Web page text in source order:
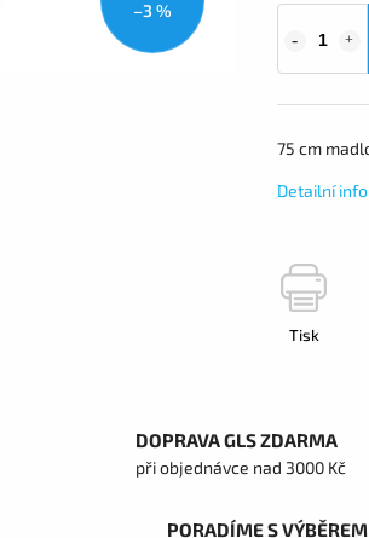
–3 %
75 cm
Detailní
Tisk
DOPRAVA GLS ZDARMA
při objednávce nad 3000 Kč
PORADÍME S VÝBĚREM